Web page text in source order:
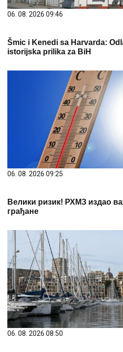
06. 08. 2026 09:46
Šmic i Kenedi sa Harvarda:
istorijska prilika za BiH
06. 08. 2026 09:25
Велики ризик! РХМЗ издао
грађане
06. 08. 2026 08:50